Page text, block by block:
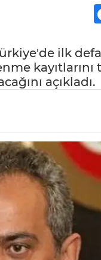
ilk
açıkladı.